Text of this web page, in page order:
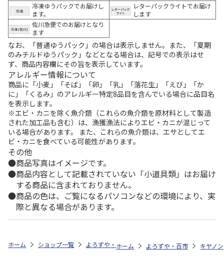
冷凍ゆうパックでお届けし
ます。
レターパックライトでお届け
します
佐川急便でのお届けとなり
ます
なお、「普通ゆうパック」の場合は表示しません。また、「夏期
のみチルドゆうパック」などとなる場合は、記号での表示はせ
ず、商品内容欄にその旨を表示しています。
アレルギー情報について
商品に「小麦」「そば」「卵」「乳」「落花生」「えび」「か
に」「くるみ」のアレルギー特定8品目を含んでいる場合に品目名
を表示します。
※エビ・カニを除く魚介類（これらの魚介類を原材料として製造
された加工品も含む）は、漁獲漁法によりエビ・カニが混じって
いる場合があります。 また、これらの魚介類は、エサとしてエ
ビ・カニを食べている可能性があります。
その他
商品写真はイメージです。
商品内容として記載されていない「小道具類」はお届け
する商品に含まれておりません。
商品の色は、ご覧になるパソコンなどの環境により、実
際と異なる場合があります。
ホーム ショップ一覧 よろずや・百市 エコリカ キヤノン ＢＣＩ－
ホーム よろずや・百市 キヤノン